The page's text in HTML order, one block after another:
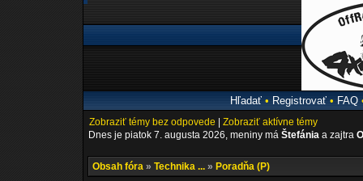
Hľadať• Registrovať• FAQ
Zobraziť témy bez odpovede
Zobraziť aktívne témy
Dnes je piatok 7. augusta 2026, meniny má Štefánia a zajtra
Obsah fóra » Technika ... » Poradňa (P)